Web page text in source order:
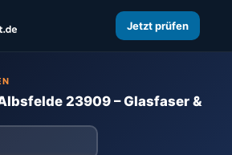
Jetzt prüfen
23909 – Glasfaser &